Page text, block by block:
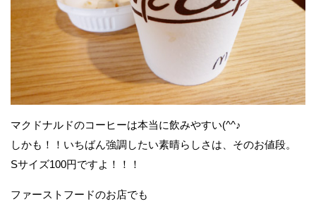
マクドナルドのコーヒーは本当に飲みやすい(^^♪
しかも！！いちばん強調したい素晴らしさは、そのお値段。
Sサイズ100円ですよ！！！
ファーストフードのお店でも